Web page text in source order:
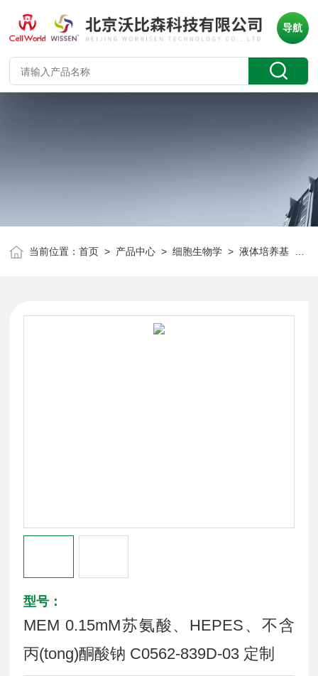
导航
当前位置：首页 > 产品中心 >细胞生物学 >液体培养基
型号：
MEM 0.15mM苏氨酸、HEPES、不含
丙(tong)酮酸钠 C0562-839D-03 定制